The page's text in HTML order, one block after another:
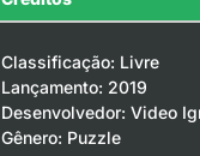
Classificação: Livre
Lançamento: 2019
Desenvolvedor: Video
Gênero: Puzzle